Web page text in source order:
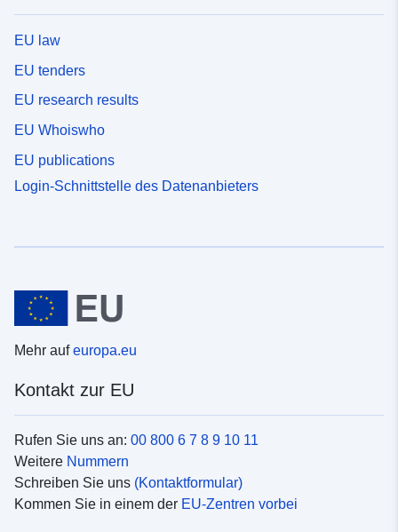
EU law
EU tenders
EU research results
EU Whoiswho
EU publications
Login-Schnittstelle des Datenanbieters
Mehr aufeuropa.eu
Kontakt zur EU
Rufen Sie uns an: 00 800 6 7 8 9 10 11
Weitere Nummern
Schreiben Sie uns (Kontaktformular)
Kommen Sie in einem der EU-Zentren vorbei